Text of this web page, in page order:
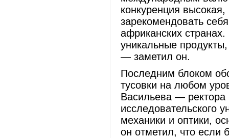
конкуренция
зарекомендовать
африканских
уникальные
— заметил он.
Последним блоком
тусовки на любом
Васильева — ректора
исследовательского
механики и оптики,
он отметил, что если